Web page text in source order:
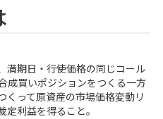
満期日・行使価格の同じコール
成買いポジションをつくる一方
くって原資産の市場価格変動リ
利益を得ること。